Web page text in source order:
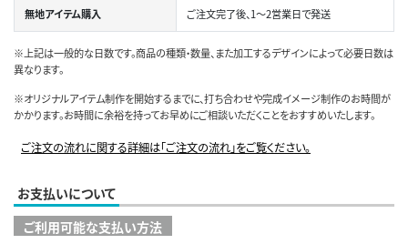
無地アイテム購入 ご注文完了後、1～2営業日で発送
※上記は一般的な日数です。商品の種類・数量、また加工するデザインによって必要日数は
異なります。
※オリジナルアイテム制作を開始するまでに、打ち合わせや完成イメージ制作のお時間が
かかります。お時間に余裕を持ってお早めにご相談いただくことをおすすめいたします。
ご注文の流れに関する詳細は「ご注文の流れ」をご覧ください。
お支払いについて
ご利用可能な支払い方法